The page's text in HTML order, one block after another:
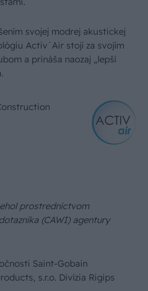
svojej modrej akustickej
Activ´Air stojí za svojím
a prináša naozaj „lepší
prostredníctvom
(CAWI) agentury
Saint-Gobain
s.r.o. Divízia Rigips